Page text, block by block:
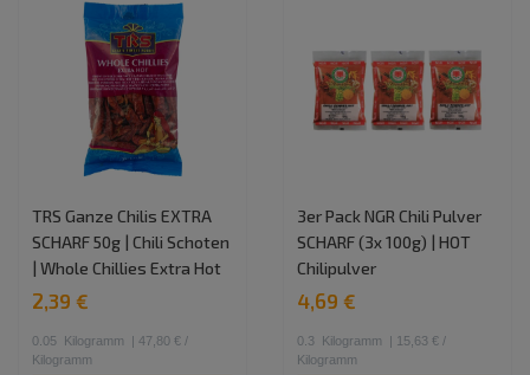
TRS Ganze Chilis EXTRA
SCHARF 50g | Chili Schoten
| Whole Chillies Extra Hot
2,39 €
0.05 Kilogramm
| 47,80 € /
Kilogramm
3er Pack NGR Chili Pulver
SCHARF (3x 100g) | HOT
Chilipulver
4,69 €
0.3 Kilogramm
| 15,63 € /
Kilogramm